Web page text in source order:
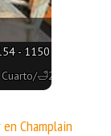
- 1150 sq. ft.;🛏 1
🛁2 Baños
Champlain